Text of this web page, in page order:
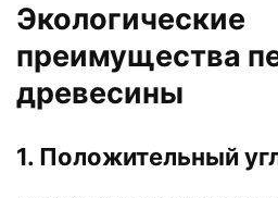
Экологические
преимущества
древесины
1. Положительный